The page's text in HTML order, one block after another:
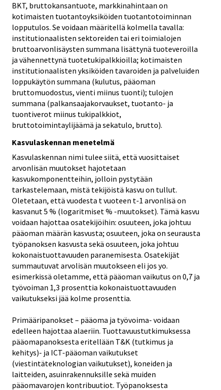
BKT, bruttokansantuote, markkinahintaan on
kotimaisten tuotantoyksiköiden tuotantotoiminnan
lopputulos. Se voidaan määritellä kolmella tavalla:
institutionaalisten sektoreiden tai eri toimialojen
bruttoarvonlisäysten summana lisättynä tuoteveroilla
ja vähennettynä tuotetukipalkkioilla; kotimaisten
institutionaalisten yksiköiden tavaroiden ja palveluiden
loppukäytön summana (kulutus, pääoman
bruttomuodostus, vienti miinus tuonti); tulojen
summana (palkansaajakorvaukset, tuotanto- ja
tuontiverot miinus tukipalkkiot,
bruttotoimintaylijäämä ja sekatulo, brutto).
Kasvulaskennan menetelmä
Kasvulaskennan nimi tulee siitä, että vuosittaiset
arvonlisän muutokset hajotetaan
kasvukomponentteihin, jolloin pystytään
tarkastelemaan, mistä tekijöistä kasvu on tullut.
Oletetaan, että vuodesta t vuoteen t-1 arvonlisä on
kasvanut 5 % (logaritmiset % -muutokset). Tämä kasvu
voidaan hajottaa osatekijöihin: osuuteen, joka johtuu
pääoman määrän kasvusta; osuuteen, joka on seurausta
työpanoksen kasvusta sekä osuuteen, joka johtuu
kokonaistuottavuuden paranemisesta. Osatekijät
summautuvat arvolisän muutokseen eli jos yo.
esimerkissä oletamme, että pääoman vaikutus on 0,7 ja
työvoiman 1,3 prosenttia kokonaistuottavuuden
vaikutukseksi jää kolme prosenttia.
Primääripanokset – pääoma ja työvoima- voidaan
edelleen hajottaa alaeriin. Tuottavuustutkimuksessa
pääomapanoksesta eritellään T&K (tutkimus ja
kehitys)- ja ICT-pääoman vaikutukset
(viestintäteknologian vaikutukset), koneiden ja
laitteiden, asuinrakennuksille sekä muiden
pääomavarojen kontribuutiot. Työpanoksesta